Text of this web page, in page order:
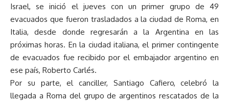
Israel, se inició el jueves con un primer grupo de 49
evacuados que fueron trasladados a la ciudad de Roma, en
Italia, desde donde regresarán a la Argentina en las
próximas horas. En la ciudad italiana, el primer contingente
de evacuados fue recibido por el embajador argentino en
ese país, Roberto Carlés.
Por su parte, el canciller, Santiago Cafiero, celebró la
llegada a Roma del grupo de argentinos rescatados de la